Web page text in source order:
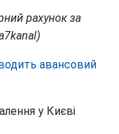
рахунок за
авансовий
у Києві